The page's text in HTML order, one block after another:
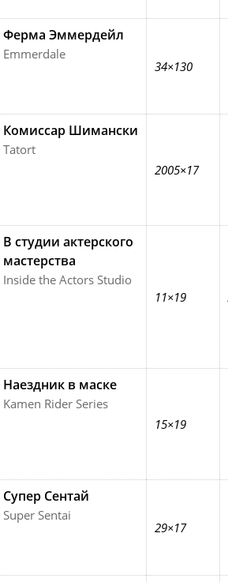
Ферма Эммердейл
Emmerdale
34×130
Комиссар Шимански
Tatort
2005×17
В студии актерского
мастерства
Inside the Actors Studio
11×19
Наездник в маске
Kamen Rider Series
15×19
Супер Сентай
Super Sentai
29×17